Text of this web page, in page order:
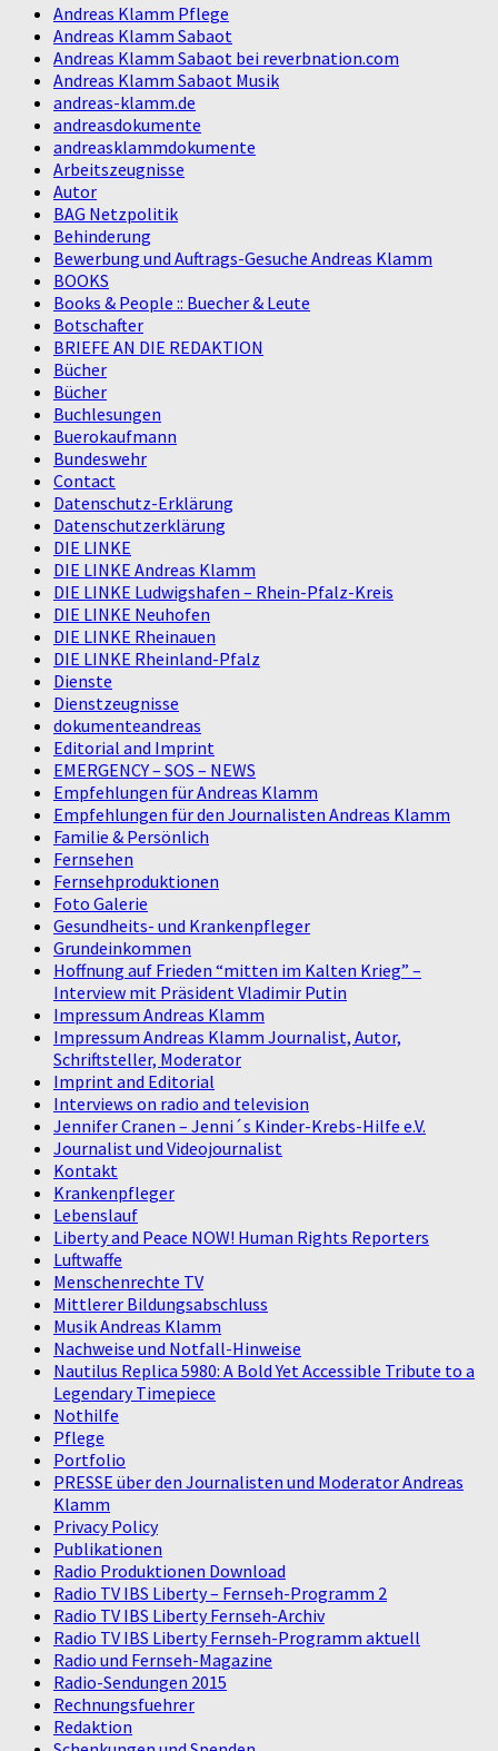
Andreas Klamm Pflege
Andreas Klamm Sabaot
Andreas Klamm Sabaot bei reverbnation.com
Andreas Klamm Sabaot Musik
andreas-klamm.de
andreasdokumente
andreasklammdokumente
Arbeitszeugnisse
Autor
BAG Netzpolitik
Behinderung
Bewerbung und Auftrags-Gesuche Andreas Klamm
BOOKS
Books & People :: Buecher & Leute
Botschafter
BRIEFE AN DIE REDAKTION
Bücher
Bücher
Buchlesungen
Buerokaufmann
Bundeswehr
Contact
Datenschutz-Erklärung
Datenschutzerklärung
DIE LINKE
DIE LINKE Andreas Klamm
DIE LINKE Ludwigshafen – Rhein-Pfalz-Kreis
DIE LINKE Neuhofen
DIE LINKE Rheinauen
DIE LINKE Rheinland-Pfalz
Dienste
Dienstzeugnisse
dokumenteandreas
Editorial and Imprint
EMERGENCY – SOS – NEWS
Empfehlungen für Andreas Klamm
Empfehlungen für den Journalisten Andreas Klamm
Familie & Persönlich
Fernsehen
Fernsehproduktionen
Foto Galerie
Gesundheits- und Krankenpfleger
Grundeinkommen
Hoffnung auf Frieden “mitten im Kalten Krieg” –
Interview mit Präsident Vladimir Putin
Impressum Andreas Klamm
Impressum Andreas Klamm Journalist, Autor,
Schriftsteller, Moderator
Imprint and Editorial
Interviews on radio and television
Jennifer Cranen – Jenni´s Kinder-Krebs-Hilfe e.V.
Journalist und Videojournalist
Kontakt
Krankenpfleger
Lebenslauf
Liberty and Peace NOW! Human Rights Reporters
Luftwaffe
Menschenrechte TV
Mittlerer Bildungsabschluss
Musik Andreas Klamm
Nachweise und Notfall-Hinweise
Nautilus Replica 5980: A Bold Yet Accessible Tribute to a
Legendary Timepiece
Nothilfe
Pflege
Portfolio
PRESSE über den Journalisten und Moderator Andreas
Klamm
Privacy Policy
Publikationen
Radio Produktionen Download
Radio TV IBS Liberty – Fernseh-Programm 2
Radio TV IBS Liberty Fernseh-Archiv
Radio TV IBS Liberty Fernseh-Programm aktuell
Radio und Fernseh-Magazine
Radio-Sendungen 2015
Rechnungsfuehrer
Redaktion